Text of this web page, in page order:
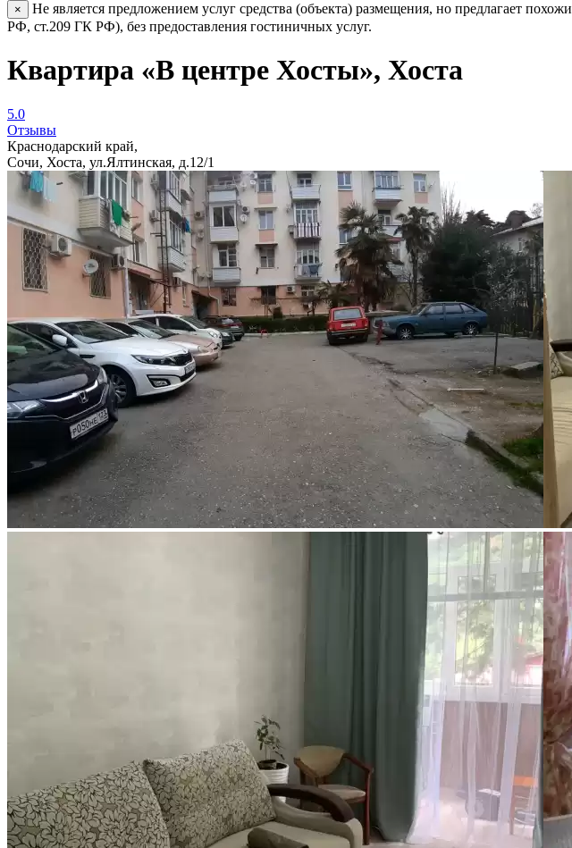
×
Не является предложением услуг средства (объекта) размещения, но предлагает
РФ, ст.209 ГК РФ), без предоставления гостиничных услуг.
Квартира «В центре Хосты», Хоста
5.0
Отзывы
Краснодарский край,
Сочи, Хоста, ул.Ялтинская, д.12/1